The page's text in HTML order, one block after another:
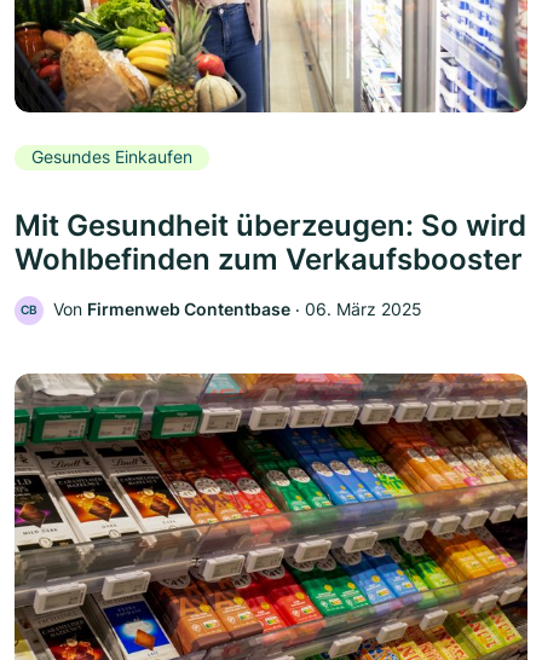
Gesundes Einkaufen
Mit Gesundheit überzeugen: So wird
Wohlbefinden zum Verkaufsbooster
CB Von Firmenweb Contentbase ‧ 06. März 2025